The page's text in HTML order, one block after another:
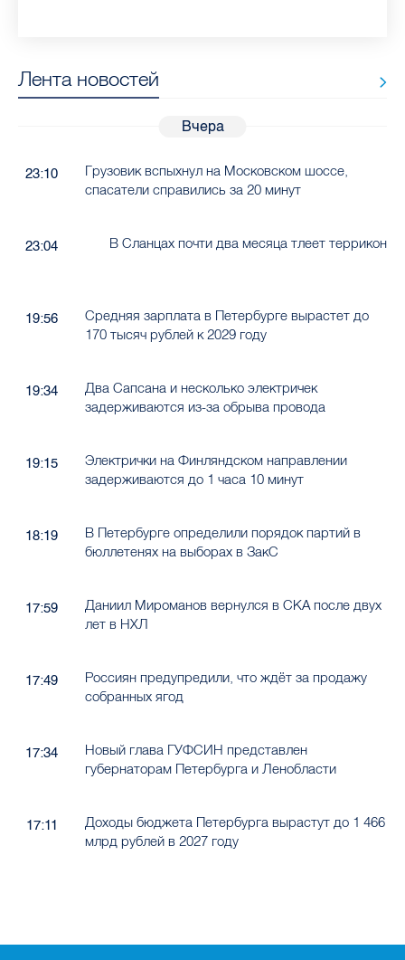
Лента новостей
Вчера
23:10
Грузовик вспыхнул на Московском шоссе,
спасатели справились за 20 минут
23:04 В Сланцах почти два месяца тлеет террикон
19:56
Средняя зарплата в Петербурге вырастет до
170 тысяч рублей к 2029 году
19:34
Два Сапсана и несколько электричек
задерживаются из-за обрыва провода
19:15
Электрички на Финляндском направлении
задерживаются до 1 часа 10 минут
18:19
В Петербурге определили порядок партий в
бюллетенях на выборах в ЗакС
17:59
Даниил Мироманов вернулся в СКА после двух
лет в НХЛ
17:49
Россиян предупредили, что ждёт за продажу
собранных ягод
17:34
Новый глава ГУФСИН представлен
губернаторам Петербурга и Ленобласти
17:11
Доходы бюджета Петербурга вырастут до 1 466
млрд рублей в 2027 году